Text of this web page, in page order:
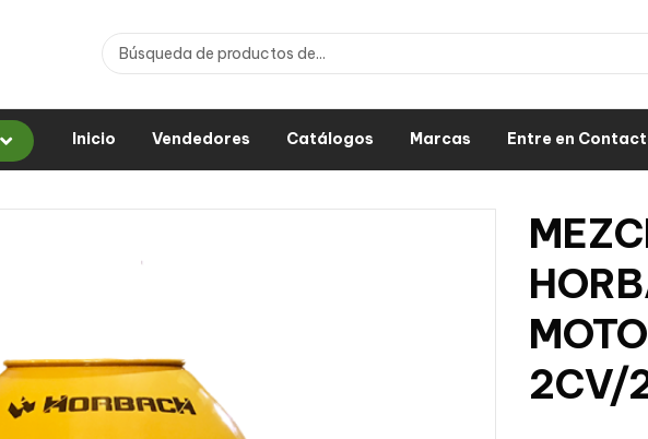
Inicio Vendedores Catálogos Marcas Entre en
2CV/